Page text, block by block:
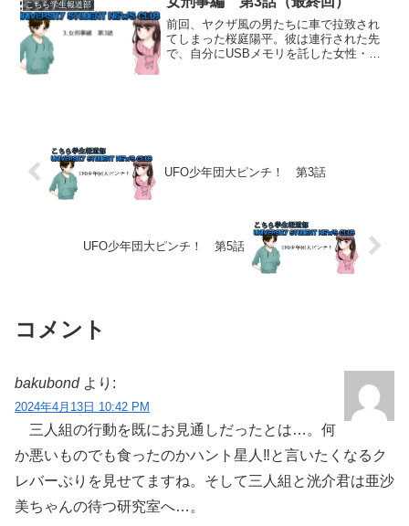
こちら学生報道部
前回、ヤクザ風の男たちに車で拉致され
てしまった桜庭陽平。彼は連行された先
で、自分にUSBメモリを託した女性・笹
UFO少年団大ピンチ！ 第3話
UFO少年団大ピンチ！ 第5話
コメント
bakubond より:
2024年4月13日 10:42 PM
三人組の行動を既にお見通しだったとは…。何
か悪いものでも食ったのかハント星人‼と言いたくなるク
レバーぶりを見せてますね。そして三人組と洸介君は亜沙
美ちゃんの待つ研究室へ…。